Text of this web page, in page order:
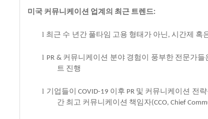
미국 커뮤니케이션 업계의 최근 트렌드:
l 최근 수 년간 풀타임 고용 형태가 아닌 ,시간제 혹
l PR & 커뮤니케이션 분야 경험이 풍부한 전문가들
트 진행
l 기업들이 COVID-19 이후 PR 및 커뮤니케이션 전
간 최고 커뮤니케이션 책임자(CCO, Chief